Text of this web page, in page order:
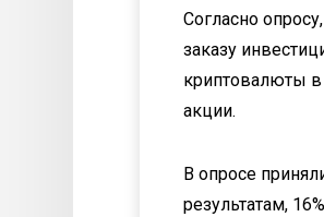
Согласно
заказу
криптовалюты в
акции.
В опросе
результатам,